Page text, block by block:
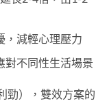
，減輕心理壓力
對不同性生活場景
勁），雙效方案的